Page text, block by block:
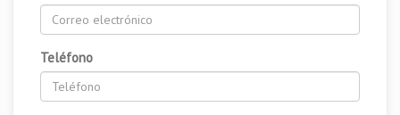
Teléfono